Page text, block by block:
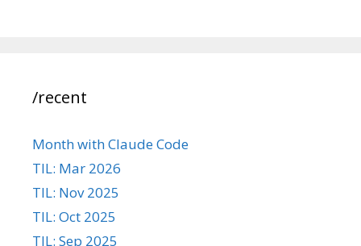
/recent
Month with Claude Code
TIL: Mar 2026
TIL: Nov 2025
TIL: Oct 2025
TIL: Sep 2025